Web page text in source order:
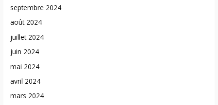
septembre 2024
août 2024
juillet 2024
juin 2024
mai 2024
avril 2024
mars 2024